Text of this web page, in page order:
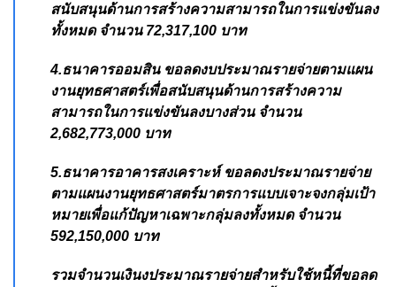
สนับสนุนด้านการสร้างความสามารถในการแข่งขันลง
ทั้งหมด จำนวน 72,317,100 บาท
4.ธนาคารออมสิน ขอลดงบประมาณรายจ่ายตามแผน
งานยุทธศาสตร์เพื่อสนับสนุนด้านการสร้างความ
สามารถในการแข่งขันลงบางส่วน จำนวน
2,682,773,000 บาท
5.ธนาคารอาคารสงเคราะห์ ขอลดงประมาณรายจ่าย
ตามแผนงานยุทธศาสตร์มาตรการแบบเจาะจงกลุ่มเป้า
หมายเพื่อแก้ปัญหาเฉพาะกลุ่มลงทั้งหมด จำนวน
592,150,000 บาท
รวมจำนวนเงินงประมาณรายจ่ายสำหรับใช้หนี้ที่ขอลด